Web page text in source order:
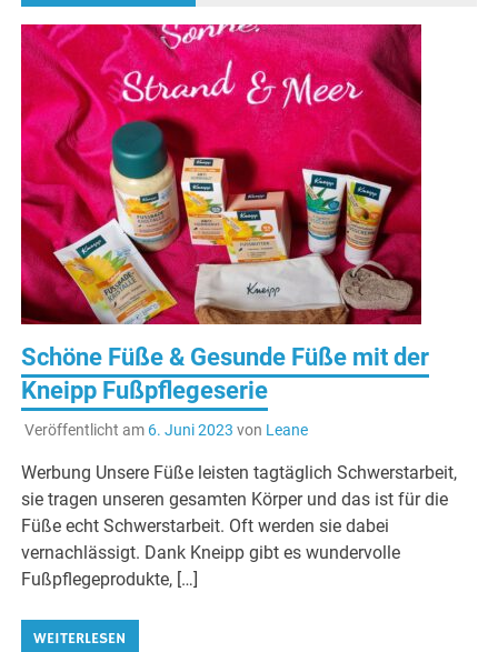
Schöne Füße & Gesunde Füße mit der
Kneipp Fußpflegeserie
Veröffentlicht am 6. Juni 2023 von Leane
Werbung Unsere Füße leisten tagtäglich Schwerstarbeit,
sie tragen unseren gesamten Körper und das ist für die
Füße echt Schwerstarbeit. Oft werden sie dabei
vernachlässigt. Dank Kneipp gibt es wundervolle
Fußpflegeprodukte, […]
WEITERLESEN